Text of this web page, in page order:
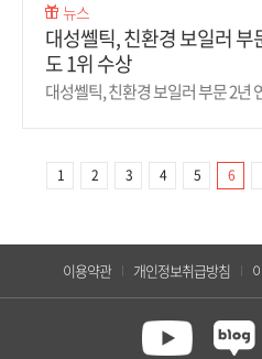
뉴스
대성쎌틱, 친환경 보일러
도 1위 수상
대성쎌틱, 친환경 보일러 부문 2년
1 2 3 4 5 6
이용약관 개인정보취급방침